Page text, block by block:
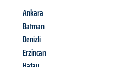
Ankara
Batman
Denizli
Erzincan